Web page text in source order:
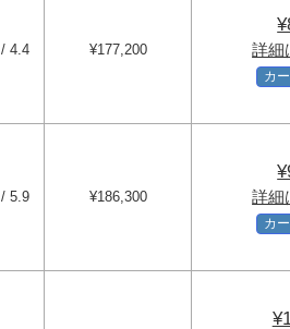
4.4 ¥177,200 詳細
カ
5.9 ¥186,300 詳細
カ